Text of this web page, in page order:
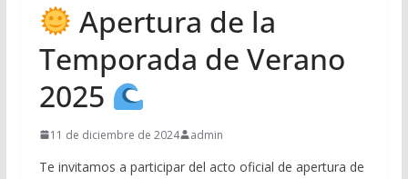
Apertura de la
Temporada de Verano
2025
11 de diciembre de 2024 admin
Te invitamos a participar del acto oficial de apertura de